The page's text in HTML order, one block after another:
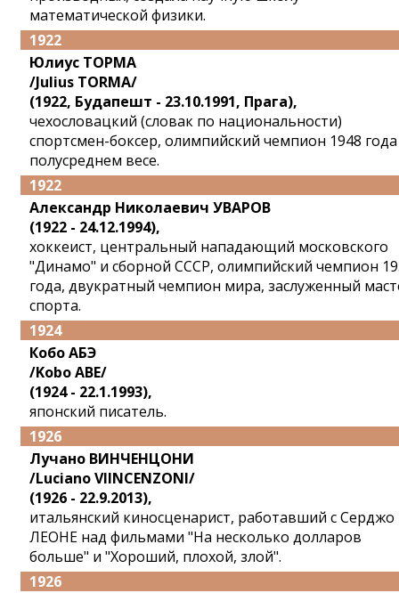
математической физики.
1922
Юлиус ТОРМА
/Julius TORMA/
(1922, Будапешт - 23.10.1991, Прага),
чехословацкий (словак по национальности)
спортсмен-боксер, олимпийский чемпион 1948
полусреднем весе.
1922
Александр Николаевич УВАРОВ
(1922 - 24.12.1994),
хоккеист, центральный нападающий московского
"Динамо" и сборной СССР, олимпийский чемпион
года, двукратный чемпион мира, заслуженный
спорта.
1924
Кобо АБЭ
/Kobo ABE/
(1924 - 22.1.1993),
японский писатель.
1926
Лучано ВИНЧЕНЦОНИ
/Luciano VIINCENZONI/
(1926 - 22.9.2013),
итальянский киносценарист, работавший с Серджо
ЛЕОНЕ над фильмами "На несколько долларов
больше" и "Хороший, плохой, злой".
1926